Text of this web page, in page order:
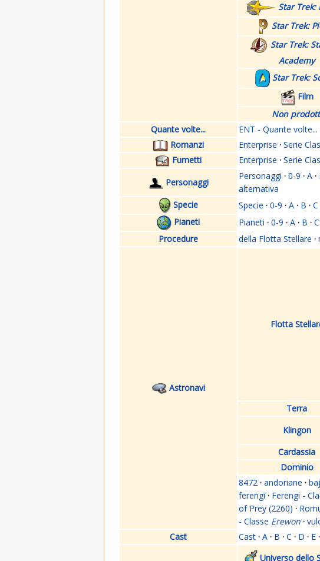
Star Trek:
Star Trek:
Star Trek:
Academy
Star Trek:
Film
Non
Quante volte...
ENT - Quante volte...
Romanzi
Enterprise · Serie
Fumetti
Enterprise · Serie
Personaggi
Personaggi · 0-9 · A ·
alternativa
Specie
Specie · 0-9 · A · B · C
Pianeti
Pianeti · 0-9 · A · B · C
Procedure
della Flotta Stellare ·
Astronavi
Flotta
Terra
Klingon
Cardassia
Dominio
8472 · andoriane ·
ferengi · Ferengi -
of Prey (2260) ·
- Classe Erewon ·
Cast
Cast · A · B · C · D · E ·
Universo dello